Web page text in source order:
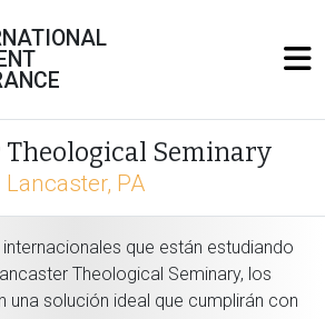
Theological Seminary
Lancaster, PA
que están estudiando
Theological Seminary, los
una solución ideal que cumplirán con